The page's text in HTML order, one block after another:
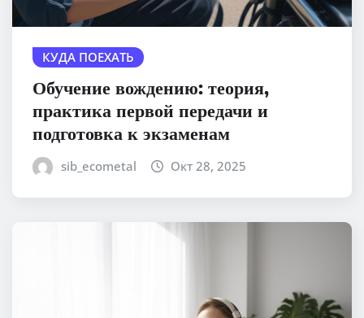
КУДА ПОЕХАТЬ
Обучение вождению: теория,
практика первой передачи и
подготовка к экзаменам
sib_ecometal Окт 28, 2025